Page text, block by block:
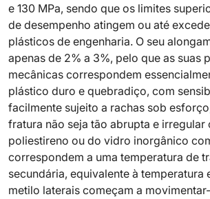
e 130 MPa, sendo que os limites
de desempenho atingem ou até
plásticos de engenharia. O seu
apenas de 2% a 3%, pelo que as suas
mecânicas correspondem
plástico duro e quebradiço, com
facilmente sujeito a rachas sob
fratura não seja tão abrupta e irregular
poliestireno ou do vidro inorgânico
correspondem a uma temperatura de
secundária, equivalente à temperatura
metilo laterais começam a